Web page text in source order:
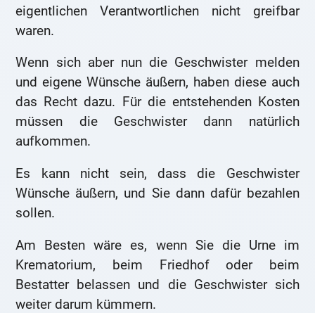
eigentlichen Verantwortlichen nicht greifbar
waren.
Wenn sich aber nun die Geschwister melden
und eigene Wünsche äußern, haben diese auch
das Recht dazu. Für die entstehenden Kosten
müssen die Geschwister dann natürlich
aufkommen.
Es kann nicht sein, dass die Geschwister
Wünsche äußern, und Sie dann dafür bezahlen
sollen.
Am Besten wäre es, wenn Sie die Urne im
Krematorium, beim Friedhof oder beim
Bestatter belassen und die Geschwister sich
weiter darum kümmern.